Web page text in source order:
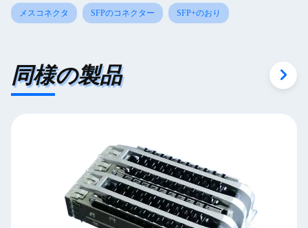
メスコネクタ SFPのコネクター SFP+のおり
同様の製品